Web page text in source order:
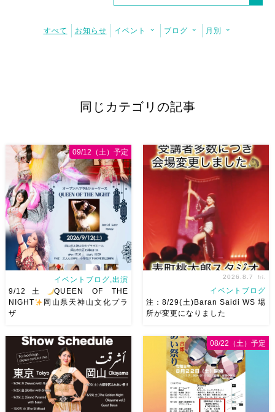
すべて お知らせ イベント ブログ 月別
同じカテゴリの記事
2026/9/12(土)Ricoさん主催
QUEEN OF THE NIGHT岡山
県天神山文化プラザ Guestに女
神 @mayadyorientaldance
さん
女神のオーラ浴びに行き
ましょー […]
イベントブログ,出演
9/12土
QUEEN OF THE
NIGHT
岡山県天神山文化プラ
ザ
09/12（土）予定
8/29（土）Baran Saidi WSお
申し込み多数につき会場変更し
ました♡ 表町桃太郎スタジオ
岡山県岡山市 北区表町2丁目6-
64 4階 ショー会場から近いの
で、安心♡駅からもバスで天満
2026.8.7 fri.
イベントブログ
注：8/29(土)Baran Saidi WS 場
所が変更になりました
08/22（土）予定